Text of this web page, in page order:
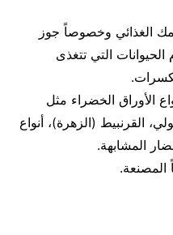
الغذائي وخصوصاً جوز
الحيوانات التي تتغذى
الأوراق الخضراء مثل
القرنبيط (الزهرة)، أنواع
المشابهة.